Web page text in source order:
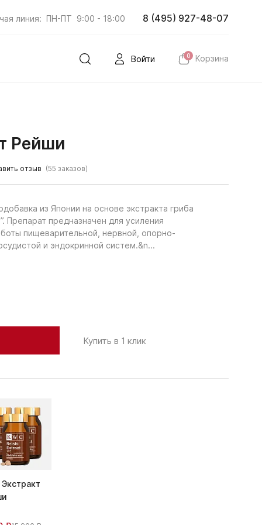
линия: ПН-ПТ 9:00 - 18:00 8 (495) 927-48-07
Войти 0 Корзина
Рейши
отзыв (55 заказов)
из Японии на основе экстракта гриба
Препарат предназначен для усиления
пищеварительной, нервной, опорно-
и эндокринной систем.&n...
Купить в 1 клик